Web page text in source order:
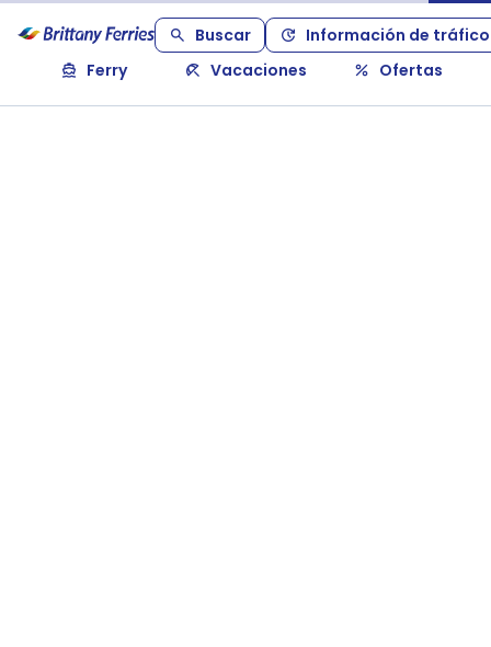
Buscar
Información de tráfico
Ferry
Vacaciones Ofertas